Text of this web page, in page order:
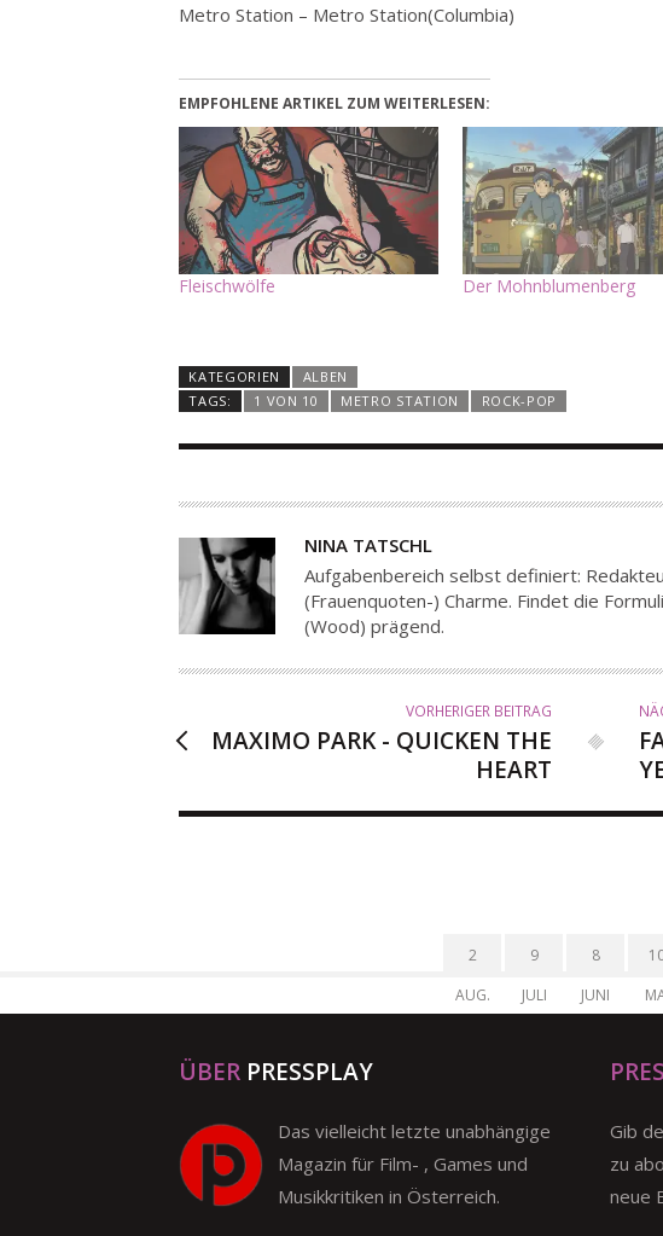
Metro Station – Metro Station(Columbia)
EMPFOHLENE ARTIKEL ZUM WEITERLESEN:
Fleischwölfe Der Mohnblumenberg
KATEGORIEN
ALBEN
TAGS:
1 VON 10 METRO STATION ROCK-POP
A
U
T
O
R
NINA TATSCHL
Aufgabenbereich selbst definiert:
(Frauenquoten-) Charme. Findet die
(Wood) prägend.
VORHERIGER BEITRAG
MAXIMO PARK - QUICKEN THE
HEART
2
AUG.
9
JULI
8
JUNI
ÜBER PRESSPLAY
Das vielleicht letzte unabhängige
Magazin für Film- , Games und
Musikkritiken in Österreich.
Gib
zu
neue